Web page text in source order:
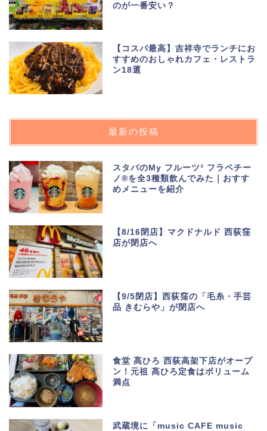
のが一番安い？
【コスパ最高】吉祥寺でランチにお
すすめのおしゃれカフェ・レストラ
ン18選
最新の投稿
スタバのMy フルーツ³ フラペチー
ノ®を全3種類飲んでみた｜おすす
めメニューを紹介
【8/16閉店】マクドナルド 西荻窪
店が閉店へ
【9/5閉店】西荻窪の「毛糸・手芸
品 きむらや」が閉店へ
食堂 髙ひろ 西荻高架下店がオープ
ン！元祖 髙ひろ定食はボリューム
満点
武蔵境に「music CAFE music